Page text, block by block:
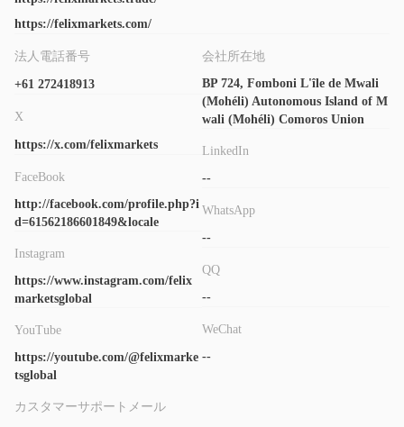
スプレッドは
からです。スプレッドが低いほど流動
性が高くなります。
最大レバレッジは1:400であり、利益と損失が400倍になりま
す。
取引プラットフォーム
MT5
用しています。このプラットフォームは
Mac、モバイル（iOSおよびAndroid）
験豊富なトレーダーにはMT5がより適しています。MT5はさまざ
まな取引戦略を提供するだけでなく、EAシステムも実装していま
す。
最低入金額は $100 です。ただし、送金処理時間と関連する手数
https://felixmarkets.com/
法人電話番号
+61 272418913
X
https://x.com/felixmarkets
FaceBook
http://facebook.com/profile.php?i
d=61562186601849&locale
Instagram
https://www.instagram.com/felix
marketsglobal
YouTube
https://youtube.com/@felixmarke
tsglobal
会社所在地
BP 724, Fomboni L'île de Mwali
(Mohéli) Autonomous Island of M
wali (Mohéli) Comoros Union
LinkedIn
--
WhatsApp
--
QQ
--
WeChat
--
カスタマーサポートメール